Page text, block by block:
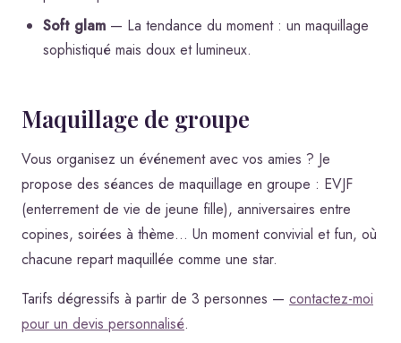
Soft glam — La tendance du moment : un maquillage
sophistiqué mais doux et lumineux.
Maquillage de groupe
Vous organisez un événement avec vos amies ? Je
propose des séances de maquillage en groupe : EVJF
(enterrement de vie de jeune fille), anniversaires entre
copines, soirées à thème… Un moment convivial et fun, où
chacune repart maquillée comme une star.
Tarifs dégressifs à partir de 3 personnes — contactez-moi
pour un devis personnalisé.